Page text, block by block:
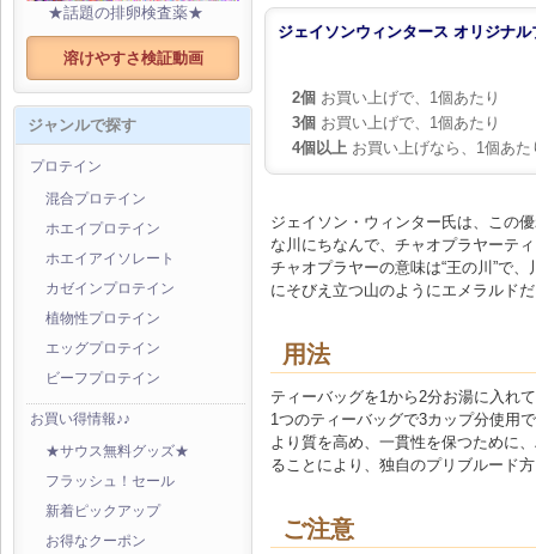
★話題の排卵検査薬★
溶けやすさ検証動画
ジャンルで探す
プロテイン
混合プロテイン
ホエイプロテイン
ホエイアイソレート
カゼインプロテイン
植物性プロテイン
エッグプロテイン
ビーフプロテイン
お買い得情報♪♪
★サウス無料グッズ★
フラッシュ！セール
新着ピックアップ
お得なクーポン
ジェイソンウィンタース オリジナ
2個 お買い上げで、1個あたり
3個 お買い上げで、1個あたり
4個以上 お買い上げなら、1個あた
ジェイソン・ウィンター氏は、この
な川にちなんで、チャオプラヤーテ
チャオプラヤーの意味は“王の川”で
にそびえ立つ山のようにエメラルド
用法
ティーバッグを1から2分お湯に入れ
1つのティーバッグで3カップ分使用
より質を高め、一貫性を保つために
ることにより、独自のプリブルード
ご注意